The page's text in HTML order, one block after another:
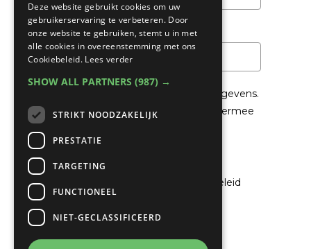
Email*
We gaan voorzichtig om met je gegevens.
Lees in hetPrivacybeleid
hoe we hiermee
Ik ga akkoord met het privacybeleid
Deze website gebruikt cookies om uw
gebruikerservaring te verbeteren. Door
onze website te gebruiken, stemt u in met
alle cookies in overeenstemming met ons
Cookiebeleid. Lees verder
SHOW ALL PARTNERS (987) →
STRIKT NOODZAKELIJK
PRESTATIE
TARGETING
FUNCTIONEEL
NIET-GECLASSIFICEERD